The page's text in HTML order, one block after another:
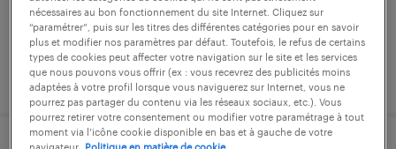
publié le 22 juillet 2026
nécessaires au bon fonctionnement du site Internet. Cliquez sur
“paramétrer”, puis sur les titres des différentes catégories pour en savoir
plus et modifier nos paramètres par défaut. Toutefois, le refus de certains
types de cookies peut affecter votre navigation sur le site et les services
que nous pouvons vous offrir (ex : vous recevrez des publicités moins
adaptées à votre profil lorsque vous naviguerez sur Internet, vous ne
pourrez pas partager du contenu via les réseaux sociaux, etc.). Vous
pourrez retirer votre consentement ou modifier votre paramétrage à tout
moment via l’icône cookie disponible en bas et à gauche de votre
navigateur.
Politique en matière de cookie